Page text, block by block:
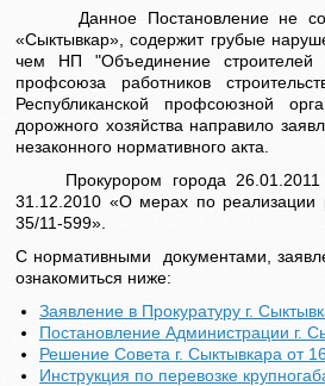
Данное Постановление не
«Сыктывкар», содержит грубые
чем НП "Объединение строителей
профсоюза работников
Республиканской профсоюзной
дорожного хозяйства направило
незаконного нормативного акта.
Прокурором города 26.01.2011
31.12.2010 «О мерах по
35/11-599».
С нормативными документами,
ознакомиться ниже:
Заявление в Прокуратуру г.
Постановление Администрации г.
Решение Совета г. Сыктывкара от
Инструкция по перевозке